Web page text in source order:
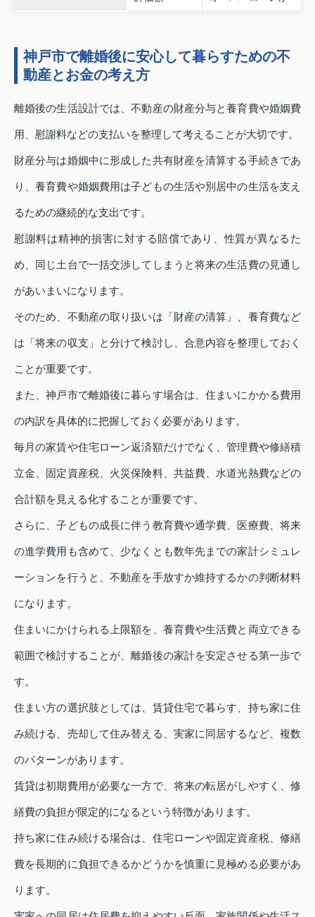
神戸市で離婚後に安心して暮らすための不
動産とお金の考え方
離婚後の生活設計では、不動産の財産分与と養育費や婚姻費
用、慰謝料などの支払いを整理して考えることが大切です。
財産分与は婚姻中に形成した共有財産を清算する手続きであ
り、養育費や婚姻費用は子どもの生活や別居中の生活を支え
るための継続的な支出です。
慰謝料は精神的損害に対する賠償であり、性質が異なるた
め、同じ土台で一括交渉してしまうと将来の生活費の見通し
があいまいになります。
そのため、不動産の取り扱いは「財産の清算」、養育費など
は「将来の収支」と分けて検討し、合意内容を整理しておく
ことが重要です。
また、神戸市で離婚後に暮らす場合は、住まいにかかる費用
の内訳を具体的に把握しておく必要があります。
毎月の家賃や住宅ローン返済額だけでなく、管理費や修繕積
立金、固定資産税、火災保険料、共益費、水道光熱費などの
合計額を見える化することが重要です。
さらに、子どもの成長に伴う教育費や通学費、医療費、将来
の進学費用も含めて、少なくとも数年先までの家計シミュレ
ーションを行うと、不動産を手放すか維持するかの判断材料
になります。
住まいにかけられる上限額を、養育費や生活費と両立できる
範囲で検討することが、離婚後の家計を安定させる第一歩で
す。
住まい方の選択肢としては、賃貸住宅で暮らす、持ち家に住
み続ける、売却して住み替える、実家に同居するなど、複数
のパターンがあります。
賃貸は初期費用が必要な一方で、将来の転居がしやすく、修
繕費の負担が限定的になるという特徴があります。
持ち家に住み続ける場合は、住宅ローンや固定資産税、修繕
費を長期的に負担できるかどうかを慎重に見極める必要があ
ります。